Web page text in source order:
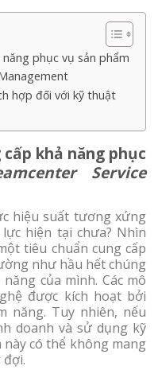
phục vụ sản phẩm
hợp đối với kỹ thuật
khả năng phục
Service
hiệu suất tương xứng
hiện tại chưa? Nhìn
tiêu chuẩn cung cấp
như hầu hết chúng
của mình. Các mô
được kích hoạt bởi
năng. Tuy nhiên, nếu
doanh và sử dụng kỹ
có thể không mang